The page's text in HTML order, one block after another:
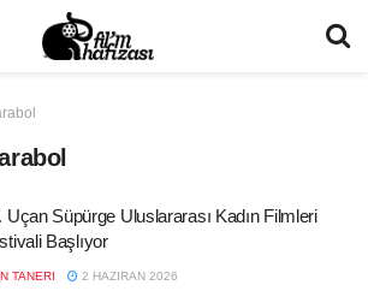
Uçan Süpürge Uluslararası Kadın Filmleri
Başlıyor
TANERI 2 HAZIRAN 2026